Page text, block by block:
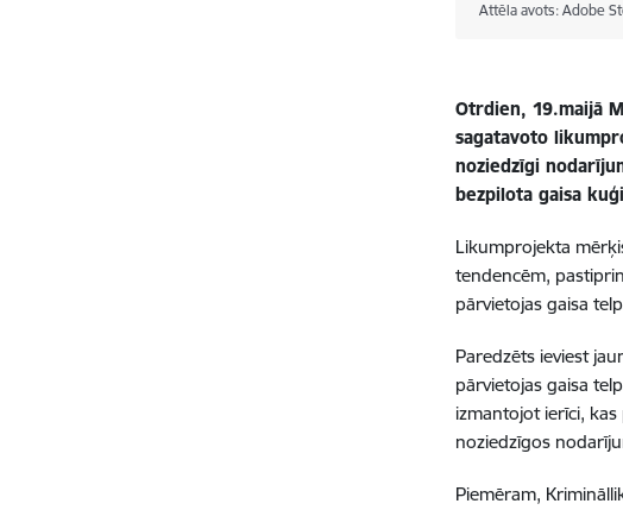
Attēla avots: Adobe
Otrdien, 19.maijā
sagatavoto
noziedzīgi
bezpilota gaisa
Likumprojekta
tendencēm,
pārvietojas gaisa
Paredzēts ieviest
pārvietojas gaisa
izmantojot ierīci,
noziedzīgos
Piemēram,